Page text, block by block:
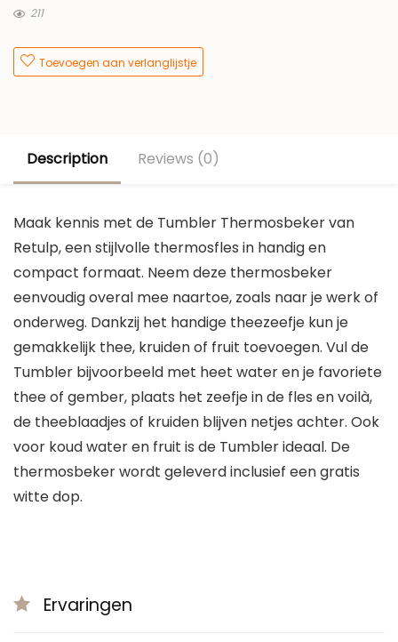
211
Toevoegen aan verlanglijstje
Description Reviews (0)
Maak kennis met de Tumbler Thermosbeker van
Retulp, een stijlvolle thermosfles in handig en
compact formaat. Neem deze thermosbeker
eenvoudig overal mee naartoe, zoals naar je werk of
onderweg. Dankzij het handige theezeefje kun je
gemakkelijk thee, kruiden of fruit toevoegen. Vul de
Tumbler bijvoorbeeld met heet water en je favoriete
thee of gember, plaats het zeefje in de fles en voilà,
de theeblaadjes of kruiden blijven netjes achter. Ook
voor koud water en fruit is de Tumbler ideaal. De
thermosbeker wordt geleverd inclusief een gratis
witte dop.
Ervaringen